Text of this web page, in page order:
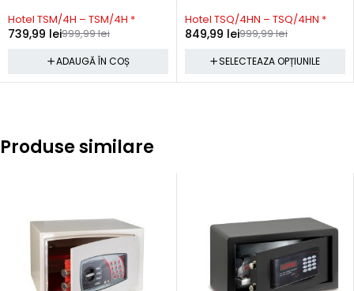
Hotel TSM/4H – TSM/4H *
999,99lei
739,99 lei
ADAUGĂ ÎN COȘ
Hotel TSQ/4HN – TSQ/4HN *
999,99lei
849,99 lei
SELECTEAZA OPȚIUNILE
Produse similare